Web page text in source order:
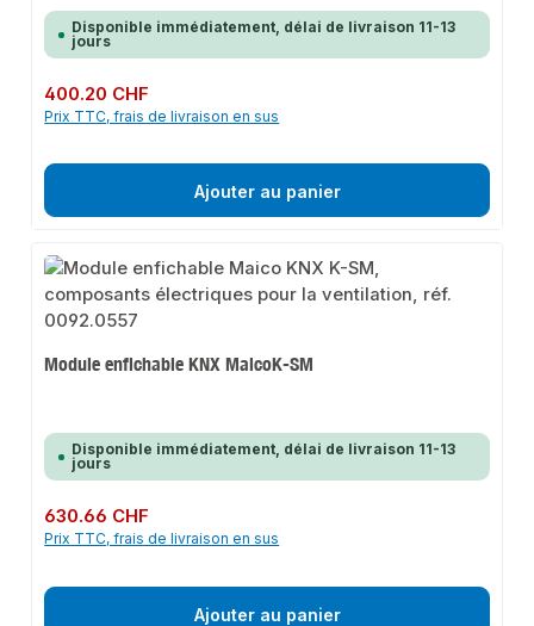
Disponible immédiatement, délai de livraison 11-13
jours
Prix régulier :
400.20 CHF
Prix TTC, frais de livraison en sus
Ajouter au panier
Module enfichable KNX MaicoK-SM
Disponible immédiatement, délai de livraison 11-13
jours
Prix régulier :
630.66 CHF
Prix TTC, frais de livraison en sus
Ajouter au panier